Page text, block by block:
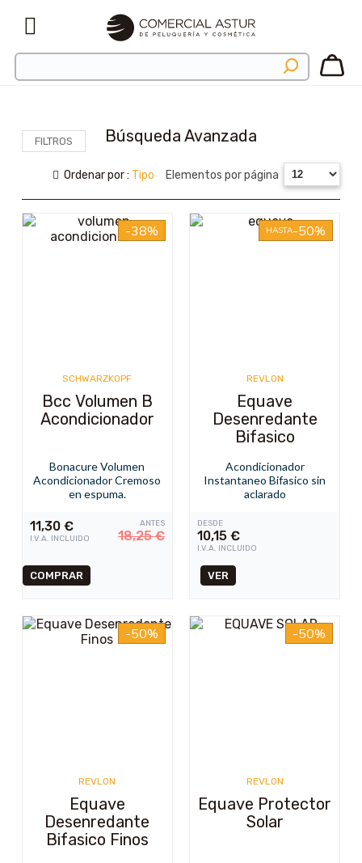
Búsqueda Avanzada
FILTROS
Elementos por página
Ordenar por : Tipo
-38%
SCHWARZKOPF
Bcc Volumen B
Acondicionador
Bonacure Volumen
Acondicionador Cremoso
en espuma.
11,30€
I.V.A. INCLUIDO
ANTES
18,25€
HASTA-50%
REVLON
Equave
Desenredante
Bifasico
Acondicionador
Instantaneo Bifasico sin
aclarado
DESDE
10,15€
I.V.A. INCLUIDO
VER
-50%
REVLON
Equave
Desenredante
Bifasico Finos
-50%
REVLON
Equave Protector
Solar